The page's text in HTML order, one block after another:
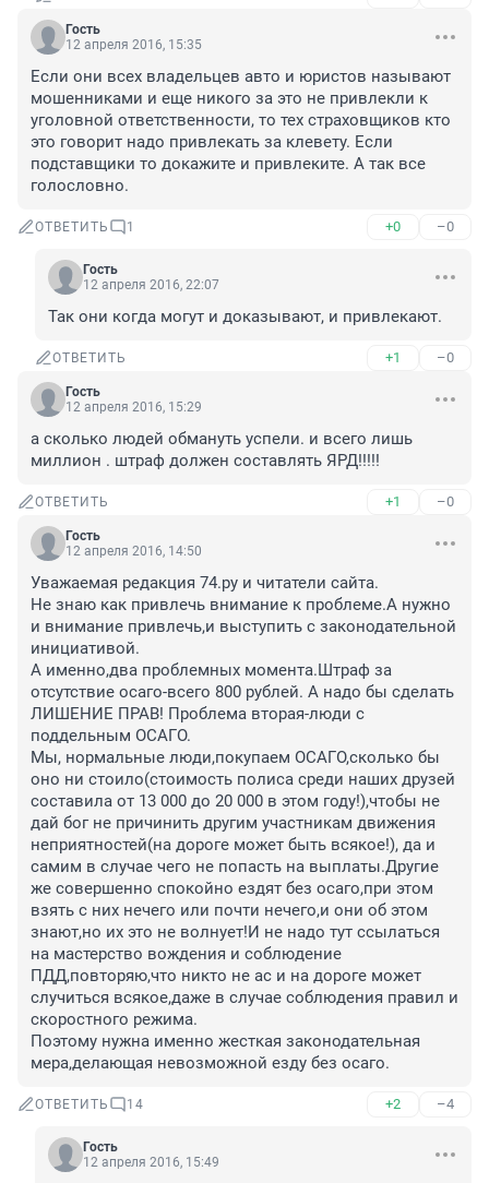
Гость
12 апреля 2016, 15:35
Если они всех владельцев авто и юристов называют
мошенниками и еще никого за это не привлекли к
уголовной ответственности, то тех страховщиков кто
это говорит надо привлекать за клевету. Если
подставщики то докажите и привлеките. А так все
голословно.
ОТВЕТИТЬ 1 +0 –0
Гость
12 апреля 2016, 22:07
Так они когда могут и доказывают, и привлекают.
ОТВЕТИТЬ +1 –0
Гость
12 апреля 2016, 15:29
а сколько людей обмануть успели. и всего лишь
миллион . штраф должен составлять ЯРД!!!!!
ОТВЕТИТЬ +1 –0
Гость
12 апреля 2016, 14:50
Уважаемая редакция 74.ру и читатели сайта.
Не знаю как привлечь внимание к проблеме.А нужно
и внимание привлечь,и выступить с законодательной
инициативой.
А именно,два проблемных момента.Штраф за
отсутствие осаго-всего 800 рублей. А надо бы сделать
ЛИШЕНИЕ ПРАВ! Проблема вторая-люди с
поддельным ОСАГО.
Мы, нормальные люди,покупаем ОСАГО,сколько бы
оно ни стоило(стоимость полиса среди наших друзей
составила от 13 000 до 20 000 в этом году!),чтобы не
дай бог не причинить другим участникам движения
неприятностей(на дороге может быть всякое!), да и
самим в случае чего не попасть на выплаты.Другие
же совершенно спокойно ездят без осаго,при этом
взять с них нечего или почти нечего,и они об этом
знают,но их это не волнует!И не надо тут ссылаться
на мастерство вождения и соблюдение
ПДД,повторяю,что никто не ас и на дороге может
случиться всякое,даже в случае соблюдения правил и
скоростного режима.
Поэтому нужна именно жесткая законодательная
мера,делающая невозможной езду без осаго.
ОТВЕТИТЬ 14 +2 –4
Гость
12 апреля 2016, 15:49